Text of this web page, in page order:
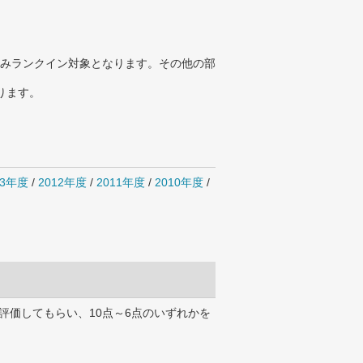
ランクイン対象となります。その他の部
す。
年度 / 2012年度 / 2011年度 / 2010年度 /
価してもらい、10点～6点のいずれかを